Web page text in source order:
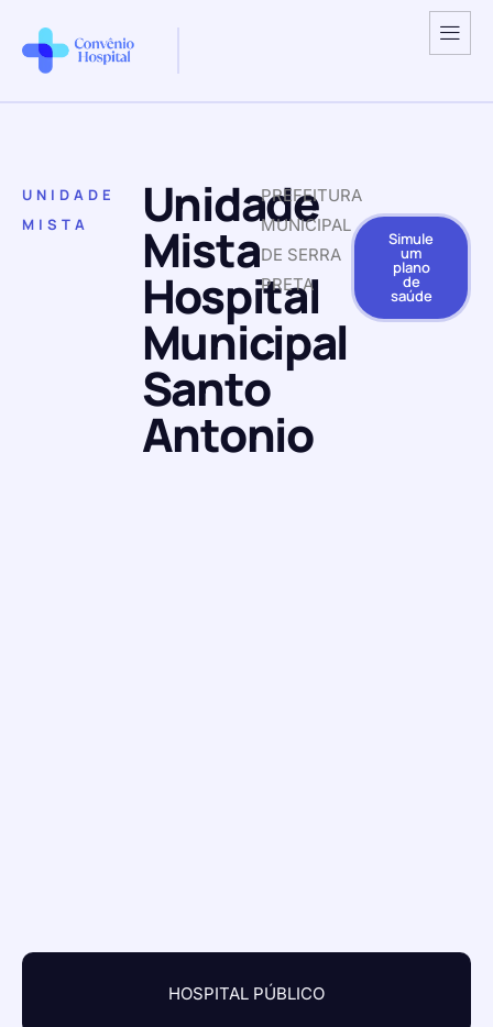
UNIDADE
MISTA
Unidade
Mista
Hospital
Municipal
Santo
Antonio
PREFEITURA
MUNICIPAL
DE SERRA
PRETA
Simule
um
plano
de
saúde
HOSPITAL PÚBLICO